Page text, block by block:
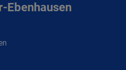
Ebenhausen